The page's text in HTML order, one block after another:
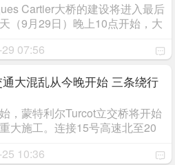
Cartier大桥的建设将进入最后
（9月29日）晚上10点开始，大
利尔岛的绕行路线134号高速通
07:56
大混乱从今晚开始 三条绕行
，蒙特利尔Turcot立交桥将开始
大施工。连接15号高速北至20
旧的匝道将被拆除并被新的代
10:36